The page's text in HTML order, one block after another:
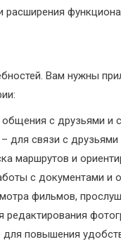
Вам нужны
общения с друзьями и
для связи с
маршрутов и
с документами и
фильмов,
редактирования
повышения